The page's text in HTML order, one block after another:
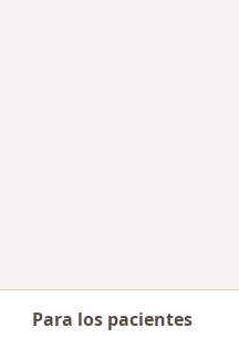
Para los pacientes